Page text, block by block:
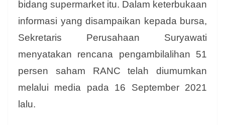
bidang supermarket itu. Dalam keterbukaan
informasi yang disampaikan kepada bursa,
Sekretaris Perusahaan Suryawati
menyatakan rencana pengambilalihan 51
persen saham RANC telah diumumkan
melalui media pada 16 September 2021
lalu.